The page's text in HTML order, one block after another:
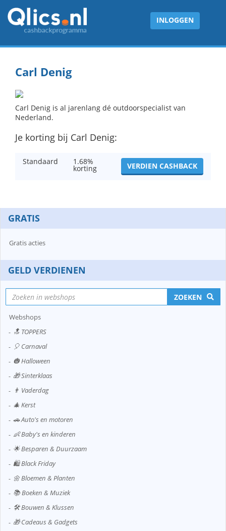
INLOGGEN
Carl Denig
Carl Denig is al jarenlang dé outdoorspecialist van
Nederland.
Je korting bij Carl Denig:
Standaard 1.68%
korting VERDIEN CASHBACK
GRATIS
Gratis acties
GELD VERDIENEN
ZOEKEN
Webshops
🔝 TOPPERS
🎈 Carnaval
🎃 Halloween
🎁 Sinterklaas
👨 Vaderdag
🎄 Kerst
🚗 Auto's en motoren
👶 Baby's en kinderen
🌟 Besparen & Duurzaam
🛍️ Black Friday
🌼 Bloemen & Planten
📚 Boeken & Muziek
🛠️ Bouwen & Klussen
🎁 Cadeaus & Gadgets